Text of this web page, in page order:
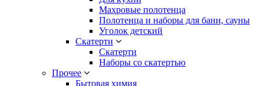
Махровые полотенца
Полотенца и наборы для бани, сауны
Уголок детский
Скатерти
Скатерти
Наборы со скатертью
Прочее
Бытовая химия